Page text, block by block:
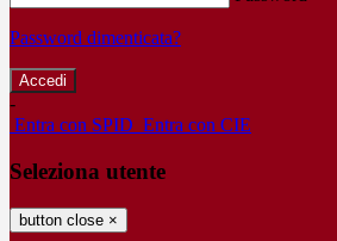
Password dimenticata?
-
Entra con SPID Entra con CIE
Seleziona utente
button close ×